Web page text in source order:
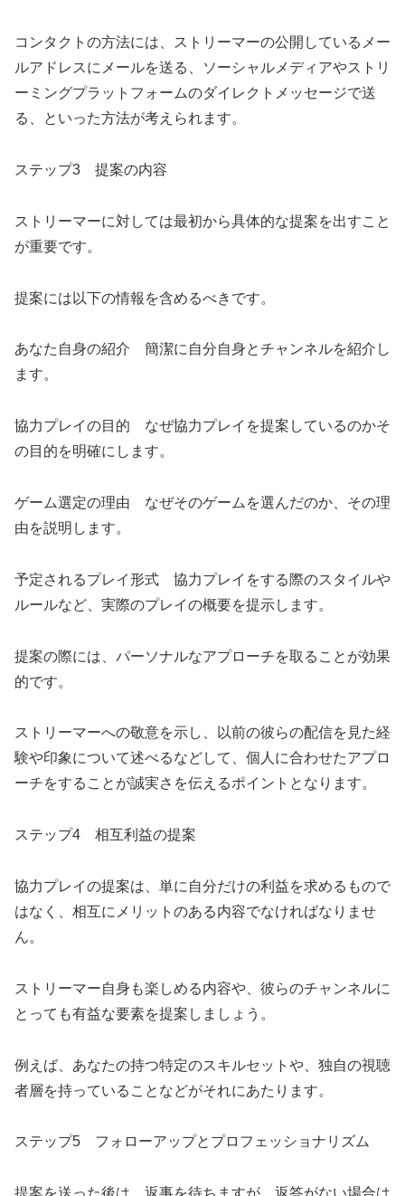
コンタクトの方法には、ストリーマーの公開しているメー
ルアドレスにメールを送る、ソーシャルメディアやストリ
ーミングプラットフォームのダイレクトメッセージで送
る、といった方法が考えられます。
ステップ3 提案の内容
ストリーマーに対しては最初から具体的な提案を出すこと
が重要です。
提案には以下の情報を含めるべきです。
あなた自身の紹介 簡潔に自分自身とチャンネルを紹介し
ます。
協力プレイの目的 なぜ協力プレイを提案しているのかそ
の目的を明確にします。
ゲーム選定の理由 なぜそのゲームを選んだのか、その理
由を説明します。
予定されるプレイ形式 協力プレイをする際のスタイルや
ルールなど、実際のプレイの概要を提示します。
提案の際には、パーソナルなアプローチを取ることが効果
的です。
ストリーマーへの敬意を示し、以前の彼らの配信を見た経
験や印象について述べるなどして、個人に合わせたアプロ
ーチをすることが誠実さを伝えるポイントとなります。
ステップ4 相互利益の提案
協力プレイの提案は、単に自分だけの利益を求めるもので
はなく、相互にメリットのある内容でなければなりませ
ん。
ストリーマー自身も楽しめる内容や、彼らのチャンネルに
とっても有益な要素を提案しましょう。
例えば、あなたの持つ特定のスキルセットや、独自の視聴
者層を持っていることなどがそれにあたります。
ステップ5 フォローアップとプロフェッショナリズム
提案を送った後は、返事を待ちますが、返答がない場合は